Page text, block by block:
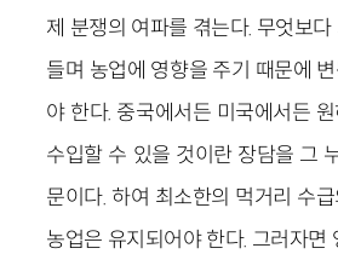
제 분쟁의 여파를 겪는다. 무엇보
들며 농업에 영향을 주기 때문에
야 한다. 중국에서든 미국에서든
수입할 수 있을 것이란 장담을 그
문이다. 하여 최소한의 먹거리 수
농업은 유지되어야 한다. 그러자면